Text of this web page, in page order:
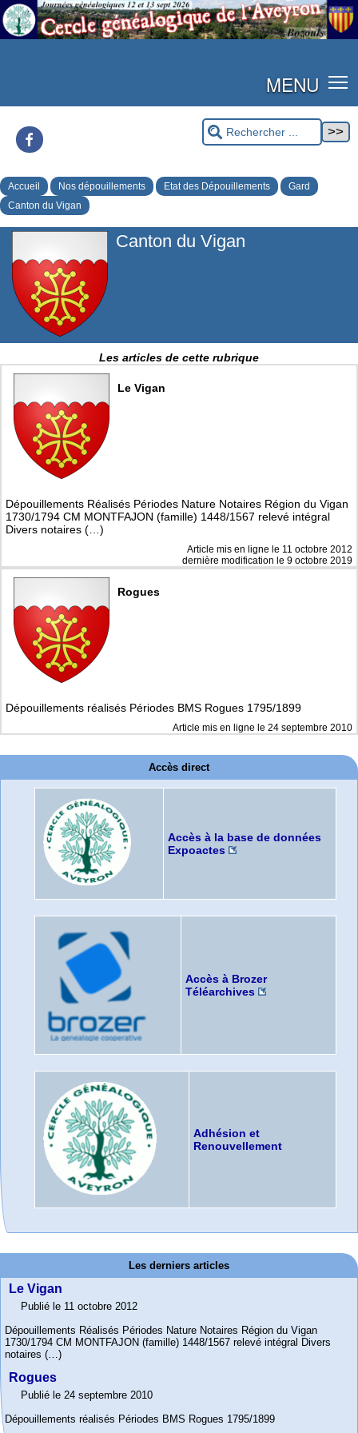
MENU
Accueil Nos dépouillements Etat des Dépouillements
Gard
Canton du Vigan
Canton du Vigan
Les articles de cette rubrique
Le Vigan
Dépouillements Réalisés Périodes Nature Notaires Région du Vigan
1730/1794 CM MONTFAJON (famille) 1448/1567 relevé intégral
Divers notaires (…)
Article mis en ligne le 11 octobre 2012
dernière modification le 9 octobre 2019
Rogues
Dépouillements réalisés Périodes BMS Rogues 1795/1899
Article mis en ligne le 24 septembre 2010
Accès direct
Accès à la base de données
Expoactes
Accès à Brozer
Téléarchives
Adhésion et
Renouvellement
Les derniers articles
Le Vigan
Publié le 11 octobre 2012
Dépouillements Réalisés Périodes Nature Notaires Région du Vigan
1730/1794 CM MONTFAJON (famille) 1448/1567 relevé intégral Divers
notaires (…)
Rogues
Publié le 24 septembre 2010
Dépouillements réalisés Périodes BMS Rogues 1795/1899